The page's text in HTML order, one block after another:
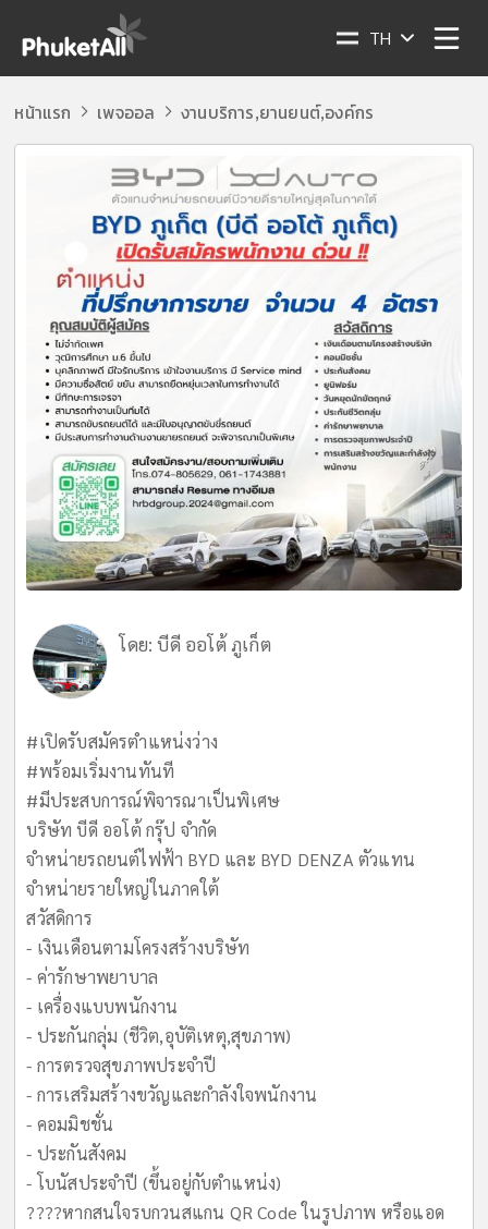
TH
หน้าแรก เพจออล งานบริการ,ยานยนต์,องค์กร
โดย:บีดี ออโต้ ภูเก็ต
#เปิดรับสมัครตำแหน่งว่าง
#พร้อมเริ่มงานทันที
#มีประสบการณ์พิจารณาเป็นพิเศษ
บริษัท บีดี ออโต้ กรุ๊ป จำกัด
จำหน่ายรถยนต์ไฟฟ้า BYD และ BYD DENZA ตัวแทน
จำหน่ายรายใหญ่ในภาคใต้
สวัสดิการ
- เงินเดือนตามโครงสร้างบริษัท
- ค่ารักษาพยาบาล
- เครื่องแบบพนักงาน
- ประกันกลุ่ม (ชีวิต,อุบัติเหตุ,สุขภาพ)
- การตรวจสุขภาพประจำปี
- การเสริมสร้างขวัญและกำลังใจพนักงาน
- คอมมิชชั่น
- ประกันสังคม
- โบนัสประจำปี (ขึ้นอยู่กับตำแหน่ง)
????หากสนใจรบกวนสแกน QR Code ในรูปภาพ หรือแอด